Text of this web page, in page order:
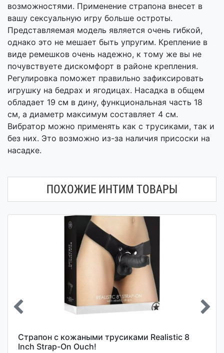
возможностями. Применение страпона внесет в
вашу сексуальную игру больше остроты.
Представляемая модель является очень гибкой,
однако это не мешает быть упругим. Крепление в
виде ремешков очень надежно, к тому же вы не
почувствуете дискомфорт в районе крепления.
Регулировка поможет правильно зафиксировать
игрушку на бедрах и ягодицах. Насадка в общем
обладает 19 см в дину, функциональная часть 18
см, а диаметр максимум составляет 4 см.
Вибратор можно применять как с трусиками, так и
без них. Это возможно из-за наличия присоски на
насадке.
ПОХОЖИЕ ИНТИМ ТОВАРЫ
Страпон с кожаными трусиками Realistic 8
Inch Strap-On Ouch!